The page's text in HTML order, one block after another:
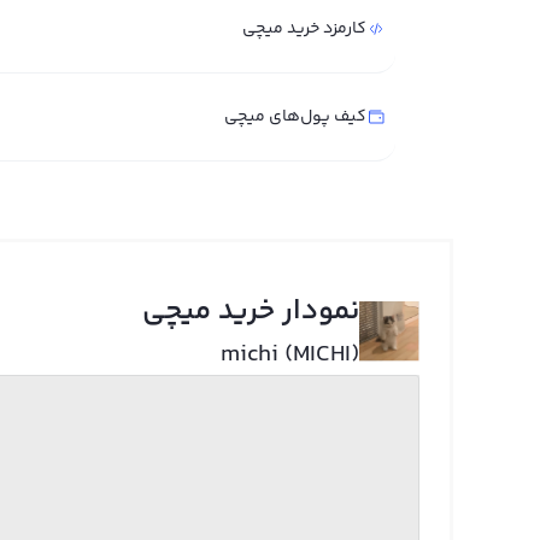
کارمزد خرید میچی
کیف پول‌های میچی
نمودار خرید میچی
michi (MICHI)